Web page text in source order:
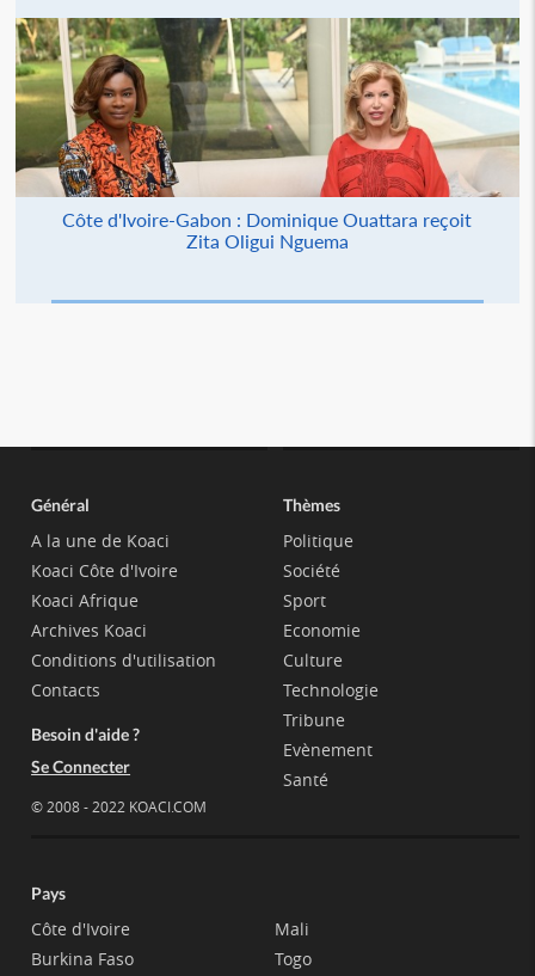
Côte d'Ivoire-Gabon : Dominique Ouattara reçoit
Zita Oligui Nguema
Général
A la une de Koaci
Koaci Côte d'Ivoire
Koaci Afrique
Archives Koaci
Conditions d'utilisation
Contacts
Besoin d'aide ?
Se Connecter
© 2008 - 2022 KOACI.COM
Thèmes
Politique
Société
Sport
Economie
Culture
Technologie
Tribune
Evènement
Santé
Pays
Côte d'Ivoire
Burkina Faso
Mali
Togo